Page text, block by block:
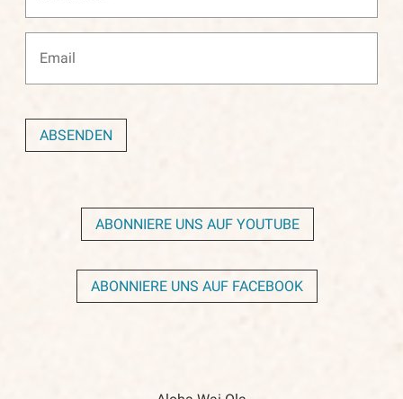
ABONNIERE UNS AUF YOUTUBE
ABONNIERE UNS AUF FACEBOOK